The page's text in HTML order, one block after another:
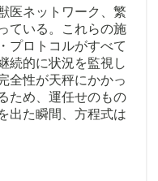
医ネットワーク、繁
ている。これらの施
プロトコルがすべて
続的に状況を監視し
全性が天秤にかかっ
ため、運任せのもの
出た瞬間、方程式は